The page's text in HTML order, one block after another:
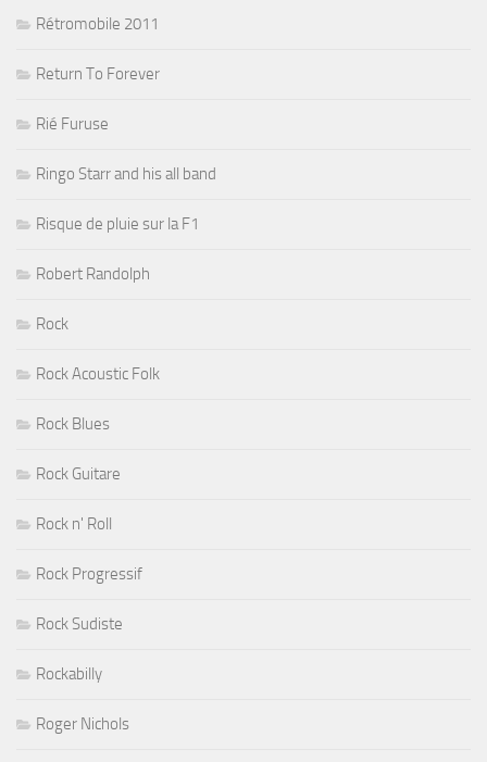
Rétromobile 2011
Return To Forever
Rié Furuse
Ringo Starr and his all band
Risque de pluie sur la F1
Robert Randolph
Rock
Rock Acoustic Folk
Rock Blues
Rock Guitare
Rock n' Roll
Rock Progressif
Rock Sudiste
Rockabilly
Roger Nichols